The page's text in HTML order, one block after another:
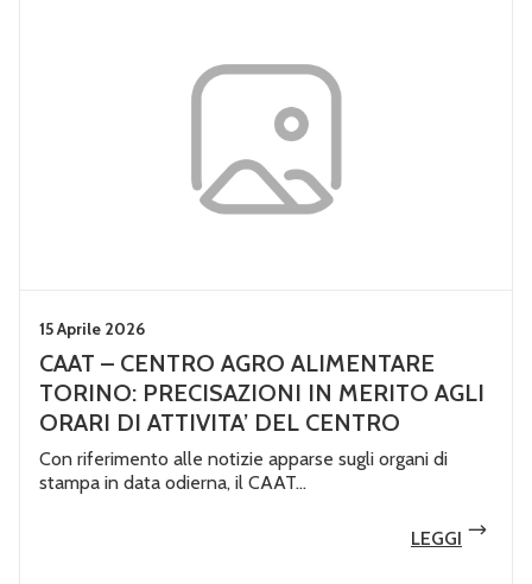
15 Aprile 2026
CAAT – CENTRO AGRO ALIMENTARE
TORINO: PRECISAZIONI IN MERITO AGLI
ORARI DI ATTIVITA’ DEL CENTRO
Con riferimento alle notizie apparse sugli organi di
stampa in data odierna, il CAAT...
LEGGI